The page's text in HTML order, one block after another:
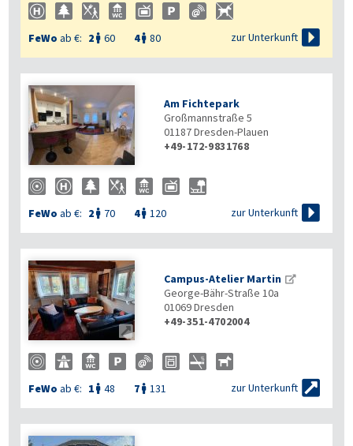
FeWo ab €: 2  60 4 80 zur Unterkunft 
Am Fichtepark
Großmannstraße 5
01187Dresden-Plauen
+49-172-9831768
FeWo ab €: 2  70 4 120 zur Unterkunft 

Campus-Atelier Martin
George-Bähr-Straße 10a
01069Dresden
+49-351-4702004
FeWo ab €: 1  48 7  131 zur Unterkunft 